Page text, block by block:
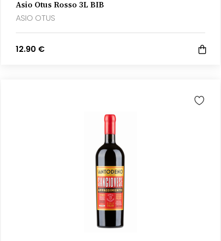
Asio Otus Rosso 3L BIB
ASIO OTUS
12.90 €